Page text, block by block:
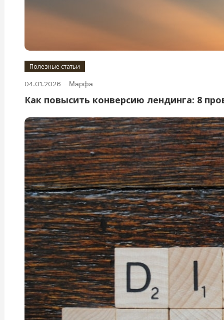
Полезные статьи
04.01.2026 Марфа
Как повысить конверсию лендинга: 8